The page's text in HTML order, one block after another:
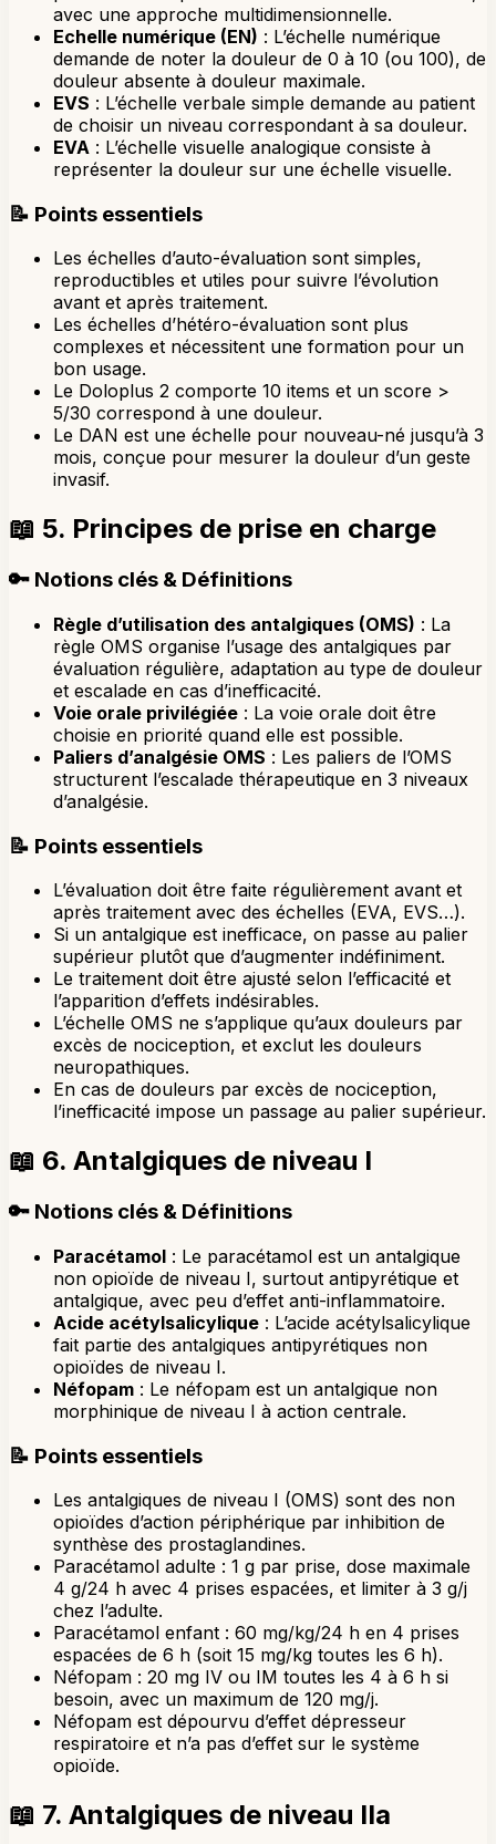
avec une approche multidimensionnelle.
Echelle numérique (EN) : L’échelle numérique
demande de noter la douleur de 0 à 10 (ou 100), de
douleur absente à douleur maximale.
EVS : L’échelle verbale simple demande au patient
de choisir un niveau correspondant à sa douleur.
EVA : L’échelle visuelle analogique consiste à
représenter la douleur sur une échelle visuelle.
📝 Points essentiels
Les échelles d’auto-évaluation sont simples,
reproductibles et utiles pour suivre l’évolution
avant et après traitement.
Les échelles d’hétéro-évaluation sont plus
complexes et nécessitent une formation pour un
bon usage.
Le Doloplus 2 comporte 10 items et un score >
5/30 correspond à une douleur.
Le DAN est une échelle pour nouveau-né jusqu’à 3
mois, conçue pour mesurer la douleur d’un geste
invasif.
📖 5. Principes de prise en charge
🔑 Notions clés & Définitions
Règle d’utilisation des antalgiques (OMS) : La
règle OMS organise l’usage des antalgiques par
évaluation régulière, adaptation au type de douleur
et escalade en cas d’inefficacité.
Voie orale privilégiée : La voie orale doit être
choisie en priorité quand elle est possible.
Paliers d’analgésie OMS : Les paliers de l’OMS
structurent l’escalade thérapeutique en 3 niveaux
d’analgésie.
📝 Points essentiels
L’évaluation doit être faite régulièrement avant et
après traitement avec des échelles (EVA, EVS…).
Si un antalgique est inefficace, on passe au palier
supérieur plutôt que d’augmenter indéfiniment.
Le traitement doit être ajusté selon l’efficacité et
l’apparition d’effets indésirables.
L’échelle OMS ne s’applique qu’aux douleurs par
excès de nociception, et exclut les douleurs
neuropathiques.
En cas de douleurs par excès de nociception,
l’inefficacité impose un passage au palier supérieur.
📖 6. Antalgiques de niveau I
🔑 Notions clés & Définitions
Paracétamol : Le paracétamol est un antalgique
non opioïde de niveau I, surtout antipyrétique et
antalgique, avec peu d’effet anti-inflammatoire.
Acide acétylsalicylique : L’acide acétylsalicylique
fait partie des antalgiques antipyrétiques non
opioïdes de niveau I.
Néfopam : Le néfopam est un antalgique non
morphinique de niveau I à action centrale.
📝 Points essentiels
Les antalgiques de niveau I (OMS) sont des non
opioïdes d’action périphérique par inhibition de
synthèse des prostaglandines.
Paracétamol adulte : 1 g par prise, dose maximale
4 g/24 h avec 4 prises espacées, et limiter à 3 g/j
chez l’adulte.
Paracétamol enfant : 60 mg/kg/24 h en 4 prises
espacées de 6 h (soit 15 mg/kg toutes les 6 h).
Néfopam : 20 mg IV ou IM toutes les 4 à 6 h si
besoin, avec un maximum de 120 mg/j.
Néfopam est dépourvu d’effet dépresseur
respiratoire et n’a pas d’effet sur le système
opioïde.
📖 7. Antalgiques de niveau IIa